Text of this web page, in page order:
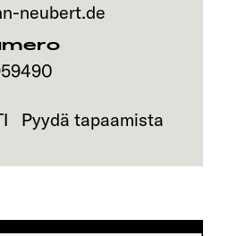
neubert.de
Pyydä tapaamista